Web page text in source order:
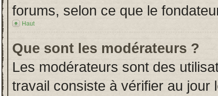
forums, selon ce que le
Haut
Que sont les modérateurs ?
Les modérateurs sont des
travail consiste à vérifier au jour